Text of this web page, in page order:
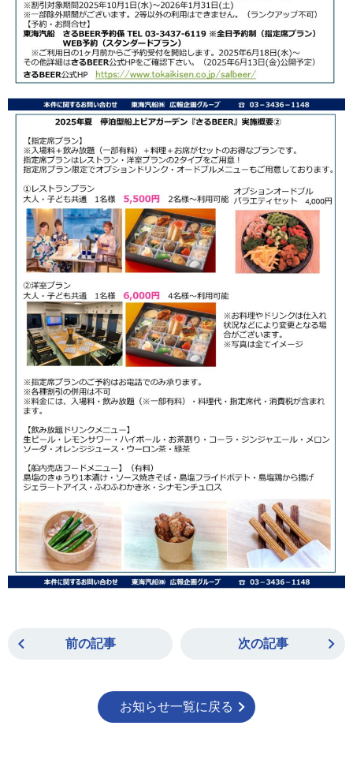
前の記事
お知らせ一覧に戻る
次の記事